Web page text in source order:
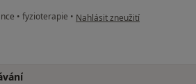
• fyzioterapie • podle názoru uživatele Michael
Nahlásit zneužití